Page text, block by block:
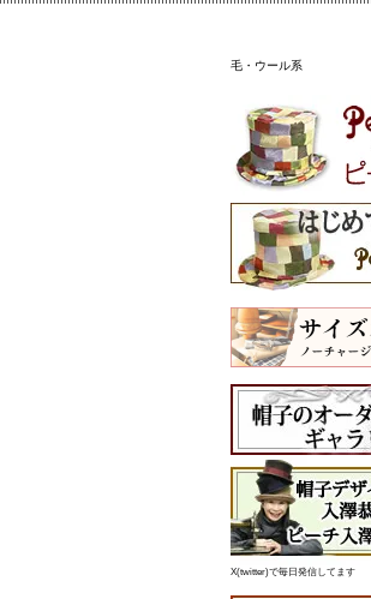
毛・ウール系
X(twitter)で毎日発信してます